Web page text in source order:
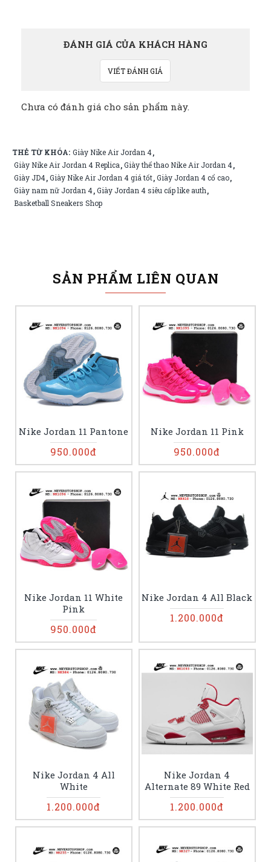
ĐÁNH GIÁ CỦA KHÁCH HÀNG
VIẾT ĐÁNH GIÁ
Chưa có đánh giá cho sản phẩm này.
THẺ TỪ KHÓA: Giày Nike Air Jordan 4,
Giày Nike Air Jordan 4 Replica,Giày thể thao Nike Air Jordan 4,
Giày JD4,Giày Nike Air Jordan 4 giá tốt,Giày Jordan 4 cổ cao,
Giày nam nữ Jordan 4,Giày Jordan 4 siêu cấp like auth,
Basketball Sneakers Shop
SẢN PHẨM LIÊN QUAN
Nike Jordan 11 Pantone
950.000đ
Nike Jordan 11 Pink
950.000đ
Nike Jordan 11 White
Pink
950.000đ
Nike Jordan 4 All Black
1.200.000đ
Nike Jordan 4 All
White
1.200.000đ
Nike Jordan 4
Alternate 89 White Red
1.200.000đ